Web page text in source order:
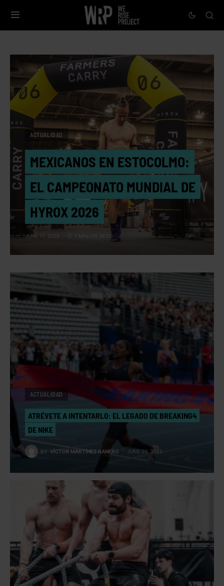
ACTUALIDAD
MEXICANOS EN ESTOCOLMO:
EL CAMPEONATO MUNDIAL DE
HYROX 2026
JUNE 17, 2026 1 MINUTE READ
ACTUALIDAD
ATRÉVETE A INTENTARLO: EL LEGADO DE BREAKING4
DE NIKE
BY VÍCTOR MARTÍNEZ RANERO JUNE 29, 2025